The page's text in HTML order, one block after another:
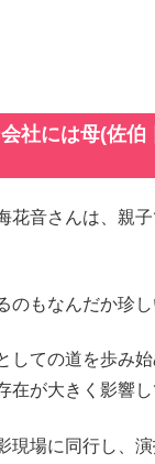
社には母(佐伯
花音さんは、親
のもなんだか珍し
しての道を歩み
在が大きく影響し
現場に同行し、